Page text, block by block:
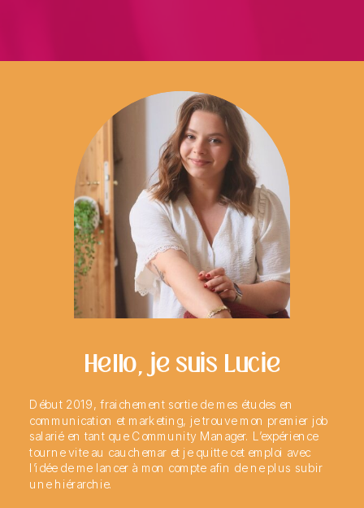
Hello, je suis Lucie
Début 2019, fraichement sortie de mes études en
communication et marketing, je trouve mon premier job
salarié en tant que Community Manager. L’expérience
tourne vite au cauchemar et je quitte cet emploi avec
l’idée de me lancer à mon compte afin de ne plus subir
une hiérarchie.